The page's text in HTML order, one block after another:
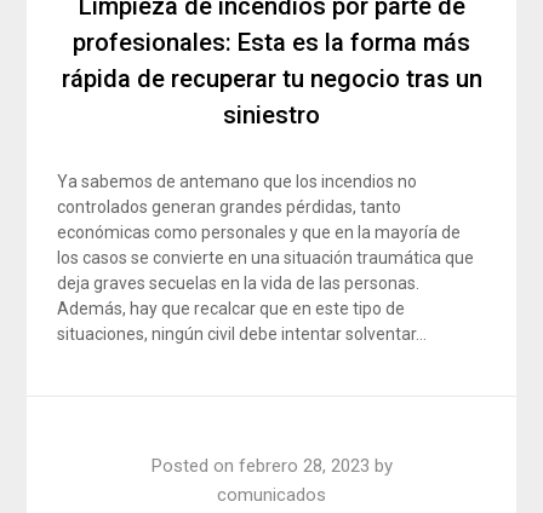
profesionales: Esta es la forma más
rápida de recuperar tu negocio tras un
siniestro
Ya sabemos de antemano que los incendios no
controlados generan grandes pérdidas, tanto
económicas como personales y que en la mayoría de
los casos se convierte en una situación traumática que
deja graves secuelas en la vida de las personas.
Además, hay que recalcar que en este tipo de
situaciones, ningún civil debe intentar solventar…
Posted on febrero 28, 2023 by
comunicados